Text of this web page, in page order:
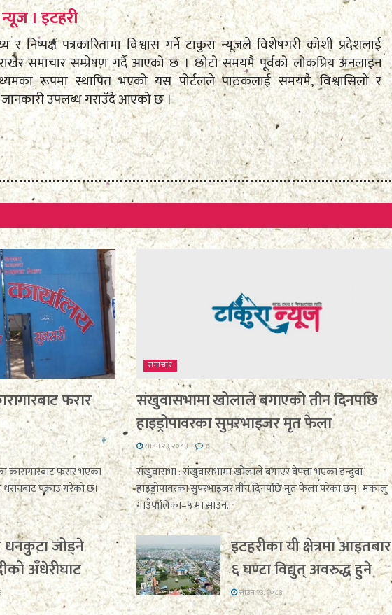
। इटहरी
र निष्पक्ष पत्रकारितामा विश्वास गर्ने टाकुरा न्यूजले विशेषगरी कोशी प्रदेशलाई
समाचार सम्प्रेषण गर्दै आएको छ । छोटो समयमै पूर्वको लोकप्रिय अनलाइन
रूपमा स्थापित भएको यस पोर्टलले पाठकलाई समयमै, विश्वासिलो र
उपलब्ध गराउँदै आएको छ ।
फरार
कारागारबाट फरार भएका
पक्राउ गरेको छ।
समाचार
संखुवासभामा खोलाले बगाएको तीन दिनपछि
हाइड्रोपावरका सुपरभाइजर मृत फेला
साउन २३, २०८३ 0
संखुवासभा : संखुवासभामा खोलाले बगाएर बेपत्ता भएका इन्दुवा
हाइड्रोपावरका सुपरभाइजर तीन दिनपछि मृत फेला परेका छन्। मकालु
गाउँपालिका–५ मा साउन...
धनकुटा जोड्ने
अँधेरीघाट
इटहरीका यी क्षेत्रमा आइतबार
६ घण्टा विद्युत् अवरुद्ध हुने
साउन २३, २०८३